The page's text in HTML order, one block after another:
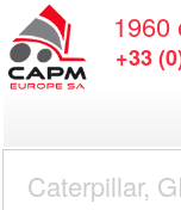
1960
+33